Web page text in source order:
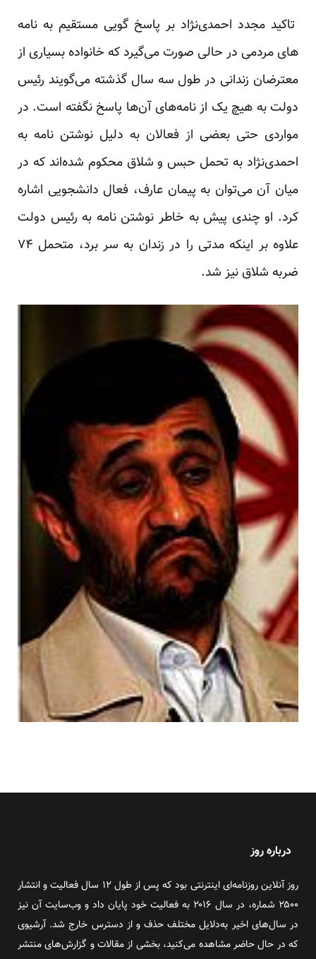
تاکید مجدد احمدی‌نژاد بر پاسخ گویی مستقیم به نامه
‌های مردمی در حالی صورت می‌گیرد که خانواده بسیاری از
معترضان زندانی در طول سه سال گذشته می‌گویند رئیس
دولت به هیچ یک از نامه‌های آن‌ها پاسخ نگفته است. در
مواردی حتی بعضی از فعالان به دلیل نوشتن نامه به
احمدی‌نژاد به تحمل حبس و شلاق محکوم شده‌اند که در
میان آن می‌توان به پیمان عارف، فعال دانشجویی اشاره
کرد. او چندی پیش به خاطر نوشتن نامه به رئیس دولت
علاوه بر اینکه مدتی را در زندان به سر برد، متحمل ۷۴
ضربه شلاق نیز شد.
درباره روز
روز آنلاین روزنامه‌ای اینترنتی بود که پس از طول ۱۲ سال فعالیت و انتشار
۲۵۰۰ شماره، در سال ۲۰۱۶ به فعالیت خود پایان داد و وب‌سایت آن نیز
در سال‌های اخیر به‌دلایل مختلف حذف و از دسترس خارج شد. آرشیوی
که در حال حاضر مشاهده می‌کنید، بخشی از مقالات و گزارش‌های منتشر